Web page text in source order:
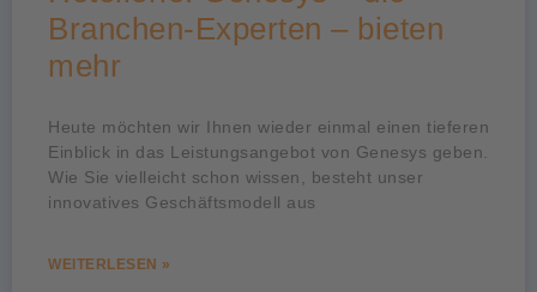
Branchen-Experten – bieten
mehr
Heute möchten wir Ihnen wieder einmal einen tieferen
Einblick in das Leistungsangebot von Genesys geben.
Wie Sie vielleicht schon wissen, besteht unser
innovatives Geschäftsmodell aus
WEITERLESEN »